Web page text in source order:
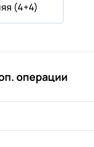
(4+4)
операции